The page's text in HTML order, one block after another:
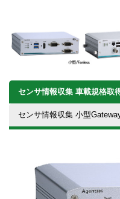
センサ情報収集 車載規格取
センサ情報収集 小型